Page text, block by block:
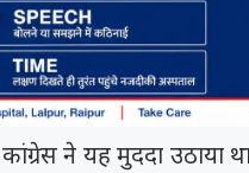
कांग्रेस ने यह मुददा